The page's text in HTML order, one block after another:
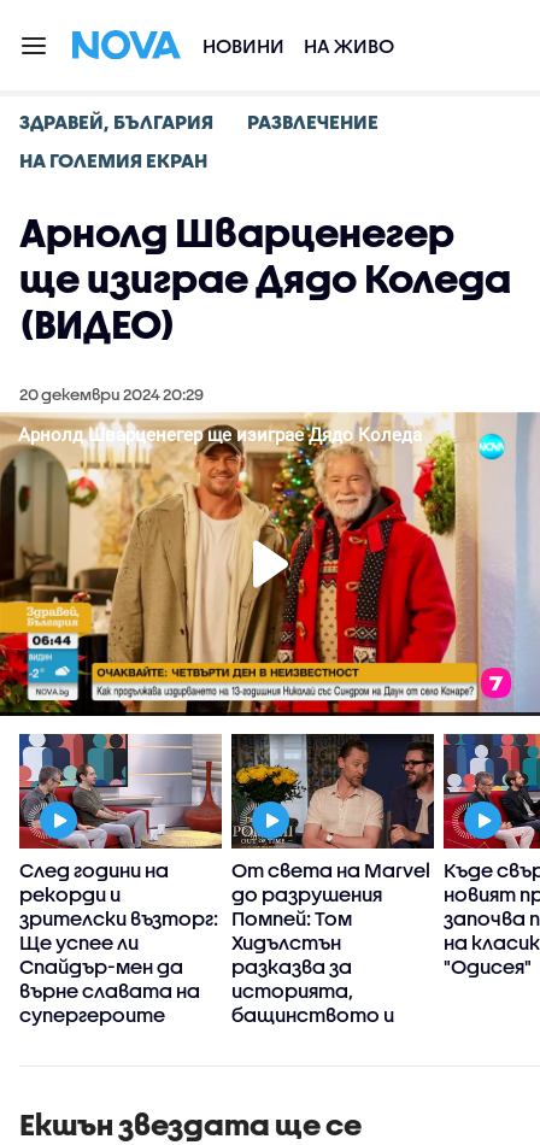
НОВИНИ НА ЖИВО
ЗДРАВЕЙ, БЪЛГАРИЯ
РАЗВЛЕЧЕНИЕ
НА ГОЛЕМИЯ ЕКРАН
Арнолд Шварценегер
ще изиграе Дядо Коледа
(ВИДЕО)
20 декември 2024 20:29
След години на
рекорди и
зрителски възторг:
Ще успее ли
Спайдър-мен да
върне славата на
супергероите
От света на Marvel
до разрушения
Помпей: Том
Хидълстън
разказва за
историята,
бащинството и
Къде
новият
започва
на
"Одисея"
Екшън звездата ще се